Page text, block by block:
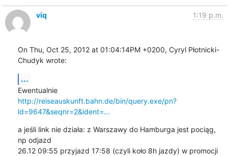
viq 1:19 p.m.
On Thu, Oct 25, 2012 at 01:04:14PM +0200, Cyryl Płotnicki-
Chudyk wrote:
...
Ewentualnie
http://reiseauskunft.bahn.de/bin/query.exe/pn?
ld=9647&seqnr=2&ident=...
a jeśli link nie działa: z Warszawy do Hamburga jest pociąg,
np odjazd
26.12 09:55 przyjazd 17:58 (czyli koło 8h jazdy) w promocji